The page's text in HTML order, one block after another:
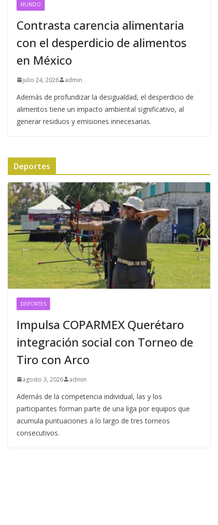
MUNDO
Contrasta carencia alimentaria
con el desperdicio de alimentos
en México
julio 24, 2026 admin
Además de profundizar la desigualdad, el desperdicio de
alimentos tiene un impacto ambiental significativo, al
generar residuos y emisiones innecesarias.
Deportes
DEPORTES
Impulsa COPARMEX Querétaro
integración social con Torneo de
Tiro con Arco
agosto 3, 2026 admin
Además de la competencia individual, las y los
participantes forman parte de una liga por equipos que
acumula puntuaciones a lo largo de tres torneos
consecutivos.